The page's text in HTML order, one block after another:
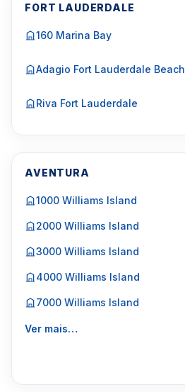
FORT LAUDERDALE
160 Marina Bay
Adagio Fort Lauderdale Beach
Riva Fort Lauderdale
AVENTURA
1000 Williams Island
2000 Williams Island
3000 Williams Island
4000 Williams Island
7000 Williams Island
Ver mais…